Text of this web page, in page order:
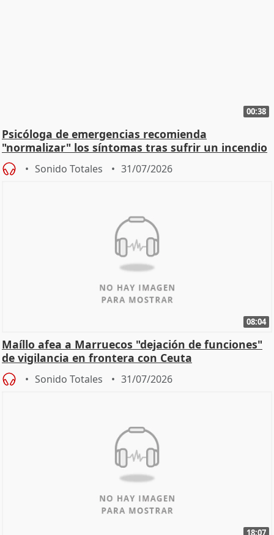
00:38
Psicóloga de emergencias recomienda
"normalizar" los síntomas tras sufrir un incendio
Sonido Totales 31/07/2026
08:04
Maíllo afea a Marruecos "dejación de funciones"
de vigilancia en frontera con Ceuta
Sonido Totales 31/07/2026
18:07